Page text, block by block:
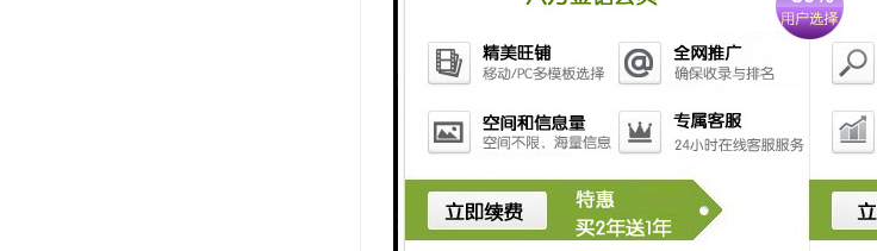
4、不易结垢：伟星水管内壁光滑，不易结垢，与水流的
5、隔热与隔音性良好：伟星水管的导热系数小，约为一般
6、不腐蚀，不生锈：伟星水管材料对大多数无机离子和
7、卫生性能优异，无臭无味，健康环保：伟星水管在生